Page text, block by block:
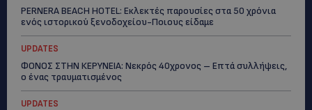
PERNERA BEACH HOTEL: Εκλεκτές παρουσίες στα 50 χρόνια
ενός ιστορικού ξενοδοχείου-Ποιους είδαμε
UPDATES
ΦΟΝΟΣ ΣΤΗΝ ΚΕΡΥΝΕΙΑ: Νεκρός 40χρονος – Επτά συλλήψεις,
ο ένας τραυματισμένος
UPDATES